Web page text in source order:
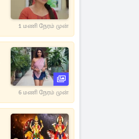
1 மணி நேரம் முன்
6 மணி நேரம் முன்